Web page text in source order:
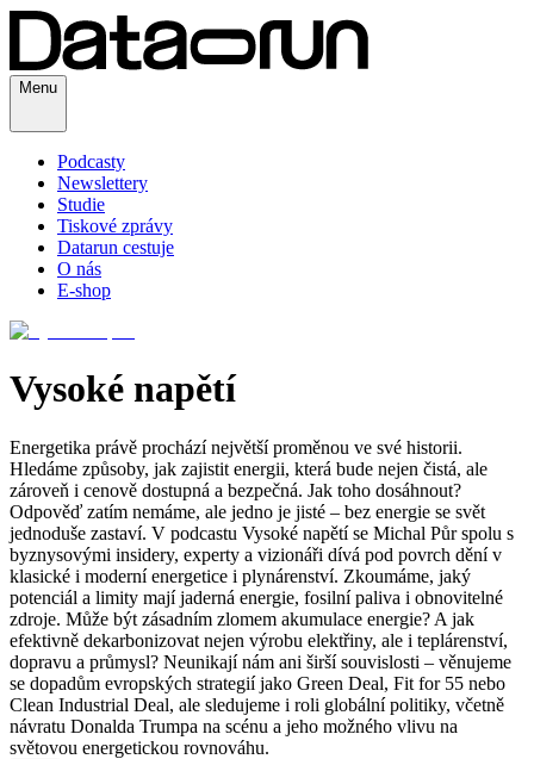
Menu
Podcasty
Newslettery
Studie
Tiskové zprávy
Datarun cestuje
O nás
E-shop
Vysoké napětí
Energetika právě prochází největší proměnou ve své historii.
Hledáme způsoby, jak zajistit energii, která bude nejen čistá, ale
zároveň i cenově dostupná a bezpečná. Jak toho dosáhnout?
Odpověď zatím nemáme, ale jedno je jisté – bez energie se svět
jednoduše zastaví. V podcastu Vysoké napětí se Michal Půr spolu s
byznysovými insidery, experty a vizionáři dívá pod povrch dění v
klasické i moderní energetice i plynárenství. Zkoumáme, jaký
potenciál a limity mají jaderná energie, fosilní paliva i obnovitelné
zdroje. Může být zásadním zlomem akumulace energie? A jak
efektivně dekarbonizovat nejen výrobu elektřiny, ale i teplárenství,
dopravu a průmysl? Neunikají nám ani širší souvislosti – věnujeme
se dopadům evropských strategií jako Green Deal, Fit for 55 nebo
Clean Industrial Deal, ale sledujeme i roli globální politiky, včetně
návratu Donalda Trumpa na scénu a jeho možného vlivu na
světovou energetickou rovnováhu.